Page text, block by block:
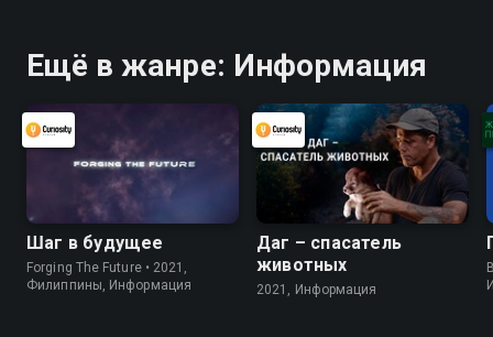
Ещё в жанре: Информация
Шаг в будущее
Forging The Future • 2021,
Филиппины, Информация
Даг – спасатель
животных
2021, Информация